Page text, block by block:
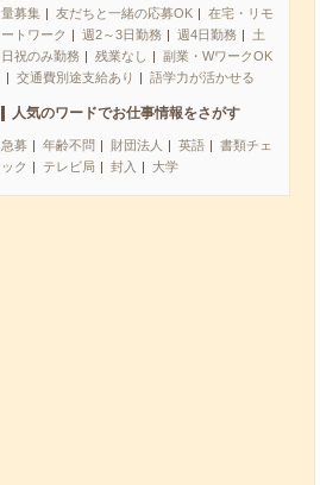
量募集
友だちと一緒の応募OK
在宅・リモ
ートワーク
週2～3日勤務 週4日勤務
土
日祝のみ勤務
残業なし
副業・WワークOK
交通費別途支給あり
語学力が活かせる
人気のワードでお仕事情報をさがす
急募 年齢不問 財団法人 英語
書類チェ
ック
テレビ局 封入 大学